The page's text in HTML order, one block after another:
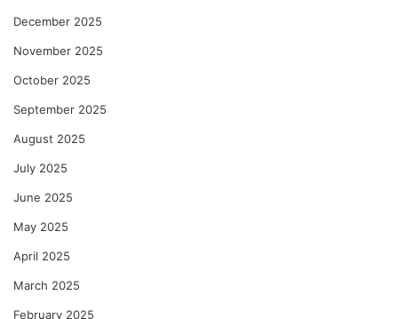
December 2025
November 2025
October 2025
September 2025
August 2025
July 2025
June 2025
May 2025
April 2025
March 2025
February 2025